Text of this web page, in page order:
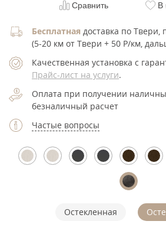
Сравнить В
Бесплатная доставка по Твери,
(5-20 км от Твери + 50 Р/км,
Качественная установка с
Прайс-лист на услуги.
Оплата при получении
безналичный расчет
Частые вопросы
Остекленная